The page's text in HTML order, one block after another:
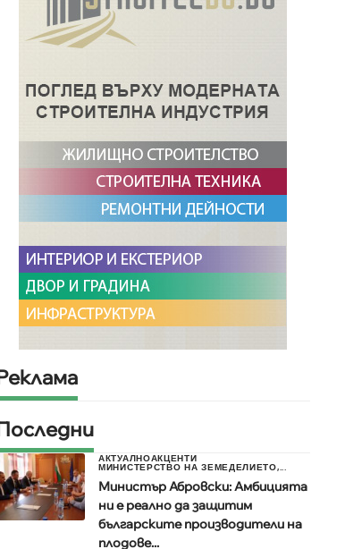
АКТУАЛНОАКЦЕНТИ
МИНИСТЕРСТВО НА ЗЕМЕДЕЛИЕТО,...
Министър Абровски: Амбицията
ни е реално да защитим
българските производители на
плодове...